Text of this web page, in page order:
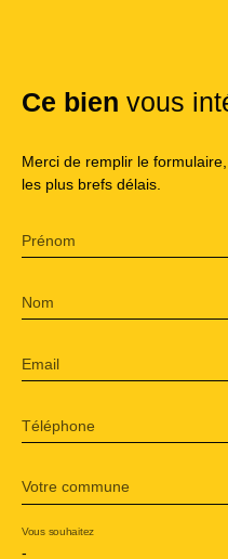
Ce bien vous
Merci de remplir le
les plus brefs délais.
Prénom
Nom
Email
Téléphone
Votre commune
-
Vous souhaitez